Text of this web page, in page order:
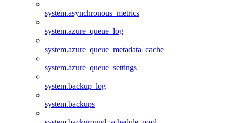
system.asynchronous_metrics
system.azure_queue_log
system.azure_queue_metadata_cache
system.azure_queue_settings
system.backup_log
system.backups